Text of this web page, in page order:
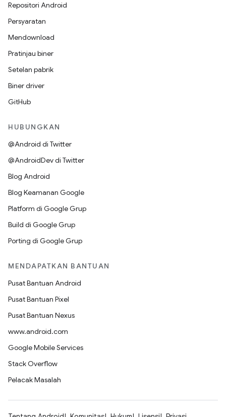
Repositori Android
Persyaratan
Mendownload
Pratinjau biner
Setelan pabrik
Biner driver
GitHub
HUBUNGKAN
@Android di Twitter
@AndroidDev di Twitter
Blog Android
Blog Keamanan Google
Platform di Google Grup
Build di Google Grup
Porting di Google Grup
MENDAPATKAN BANTUAN
Pusat Bantuan Android
Pusat Bantuan Pixel
Pusat Bantuan Nexus
www.android.com
Google Mobile Services
Stack Overflow
Pelacak Masalah